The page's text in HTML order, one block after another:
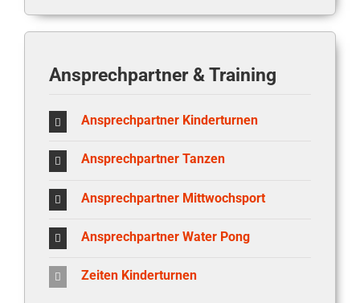
Ansprechpartner & Training
Ansprechpartner Kinderturnen
Ansprechpartner Tanzen
Ansprechpartner Mittwochsport
Ansprechpartner Water Pong
Zeiten Kinderturnen